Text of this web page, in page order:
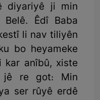
diyariyê ji min
Êdî Baba
li nav tiliyên
bo heyameke
kar anîbû, xiste
jê re got: Min
ser rûyê erdê